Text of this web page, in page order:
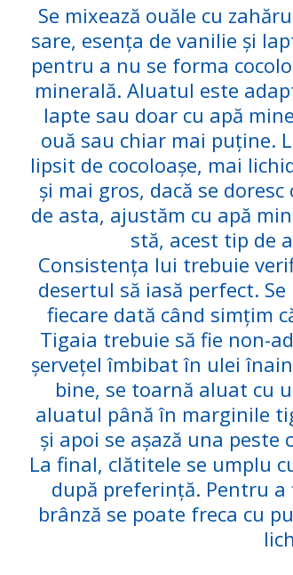
Se mixează ouăle cu
sare, esența de vanilie și
pentru a nu se forma
minerală. Aluatul este
lapte sau doar cu apă
ouă sau chiar mai puține.
lipsit de cocoloașe, mai
și mai gros, dacă se
de asta, ajustăm cu apă
stă, acest tip de
Consistența lui trebuie
desertul să iasă perfect.
fiecare dată când simțim
Tigaia trebuie să fie non-
șervețel îmbibat în ulei
bine, se toarnă aluat cu
aluatul până în marginile
și apoi se așază una
La final, clătitele se umplu
după preferință. Pentru
brânză se poate freca cu